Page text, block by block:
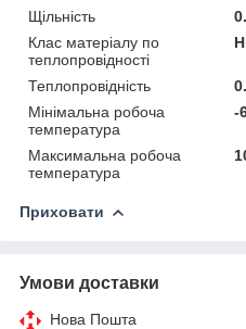
Щільність
Клас матеріалу по
теплопровідності
Теплопровідність
Мінімальна робоча
температура
-
Максимальна робоча
температура
Приховати
Умови доставки
Нова Пошта